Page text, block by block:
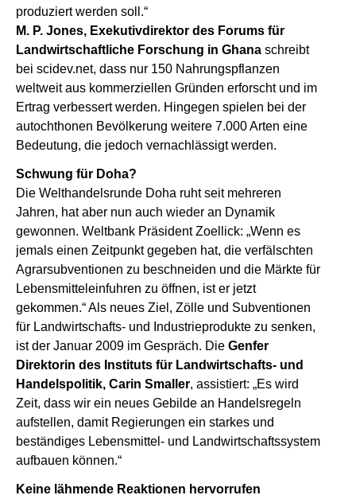
produziert werden soll.“
M. P. Jones, Exekutivdirektor des Forums für
Landwirtschaftliche Forschung in Ghana schreibt
bei scidev.net, dass nur 150 Nahrungspflanzen
weltweit aus kommerziellen Gründen erforscht und im
Ertrag verbessert werden. Hingegen spielen bei der
autochthonen Bevölkerung weitere 7.000 Arten eine
Bedeutung, die jedoch vernachlässigt werden.
Schwung für Doha?
Die Welthandelsrunde Doha ruht seit mehreren
Jahren, hat aber nun auch wieder an Dynamik
gewonnen. Weltbank Präsident Zoellick: „Wenn es
jemals einen Zeitpunkt gegeben hat, die verfälschten
Agrarsubventionen zu beschneiden und die Märkte für
Lebensmitteleinfuhren zu öffnen, ist er jetzt
gekommen.“ Als neues Ziel, Zölle und Subventionen
für Landwirtschafts- und Industrieprodukte zu senken,
ist der Januar 2009 im Gespräch. Die Genfer
Direktorin des Instituts für Landwirtschafts- und
Handelspolitik, Carin Smaller, assistiert: „Es wird
Zeit, dass wir ein neues Gebilde an Handelsregeln
aufstellen, damit Regierungen ein starkes und
beständiges Lebensmittel- und Landwirtschaftssystem
aufbauen können.“
Keine lähmende Reaktionen hervorrufen